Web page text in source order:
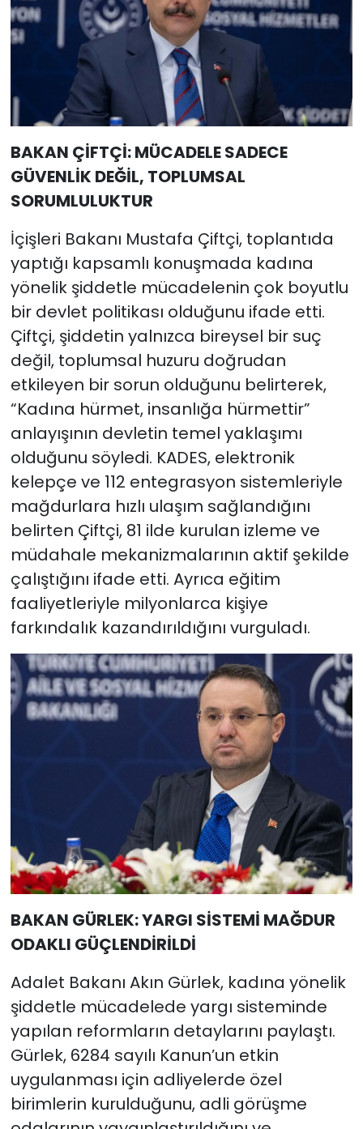
BAKAN ÇİFTÇİ: MÜCADELE SADECE
GÜVENLİK DEĞİL, TOPLUMSAL
SORUMLULUKTUR
İçişleri Bakanı Mustafa Çiftçi, toplantıda
yaptığı kapsamlı konuşmada kadına
yönelik şiddetle mücadelenin çok boyutlu
bir devlet politikası olduğunu ifade etti.
Çiftçi, şiddetin yalnızca bireysel bir suç
değil, toplumsal huzuru doğrudan
etkileyen bir sorun olduğunu belirterek,
“Kadına hürmet, insanlığa hürmettir”
anlayışının devletin temel yaklaşımı
olduğunu söyledi. KADES, elektronik
kelepçe ve 112 entegrasyon sistemleriyle
mağdurlara hızlı ulaşım sağlandığını
belirten Çiftçi, 81 ilde kurulan izleme ve
müdahale mekanizmalarının aktif şekilde
çalıştığını ifade etti. Ayrıca eğitim
faaliyetleriyle milyonlarca kişiye
farkındalık kazandırıldığını vurguladı.
BAKAN GÜRLEK: YARGI SİSTEMİ MAĞDUR
ODAKLI GÜÇLENDİRİLDİ
Adalet Bakanı Akın Gürlek, kadına yönelik
şiddetle mücadelede yargı sisteminde
yapılan reformların detaylarını paylaştı.
Gürlek, 6284 sayılı Kanun’un etkin
uygulanması için adliyelerde özel
birimlerin kurulduğunu, adli görüşme